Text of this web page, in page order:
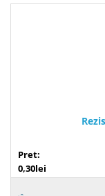
Pret:
0,30lei